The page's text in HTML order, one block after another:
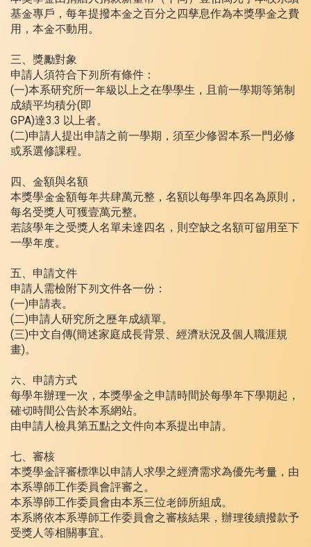
基金專戶，每年提撥本金之百分之四孳息作為本獎學金之費
用，本金不動用。
三、獎勵對象
申請人須符合下列所有條件：
(一)本系研究所一年級以上之在學學生，且前一學期等第制
成績平均積分(即
GPA)達3.3 以上者。
(二)申請人提出申請之前一學期，須至少修習本系一門必修
或系選修課程。
四、金額與名額
本獎學金金額每年共肆萬元整，名額以每學年四名為原則，
每名受獎人可獲壹萬元整。
若該學年之受獎人名單未達四名，則空缺之名額可留用至下
一學年度。
五、申請文件
申請人需檢附下列文件各一份：
(一)申請表。
(二)申請人研究所之歷年成績單。
(三)中文自傳(簡述家庭成長背景、經濟狀況及個人職涯規
畫)。
六、申請方式
每學年辦理一次，本獎學金之申請時間於每學年下學期起，
確切時間公告於本系網站。
由申請人檢具第五點之文件向本系提出申請。
七、審核
本獎學金評審標準以申請人求學之經濟需求為優先考量，由
本系導師工作委員會評審之。
本系導師工作委員會由本系三位老師所組成。
本系將依本系導師工作委員會之審核結果，辦理後續撥款予
受獎人等相關事宜。